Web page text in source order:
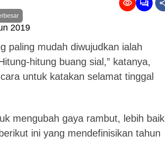
paling mudah diwujudkan ialah
hitung buang sial,” katanya,
untuk katakan selamat tinggal
mengubah gaya rambut, lebih baik
ini yang mendefinisikan tahun